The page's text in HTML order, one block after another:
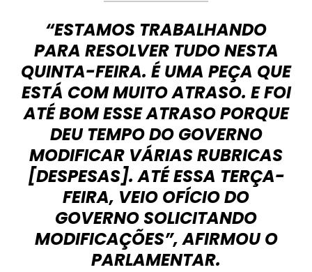
“ESTAMOS TRABALHANDO
PARA RESOLVER TUDO NESTA
QUINTA-FEIRA. É UMA PEÇA QUE
ESTÁ COM MUITO ATRASO. E FOI
ATÉ BOM ESSE ATRASO PORQUE
DEU TEMPO DO GOVERNO
MODIFICAR VÁRIAS RUBRICAS
[DESPESAS]. ATÉ ESSA TERÇA-
FEIRA, VEIO OFÍCIO DO
GOVERNO SOLICITANDO
MODIFICAÇÕES”, AFIRMOU O
PARLAMENTAR.